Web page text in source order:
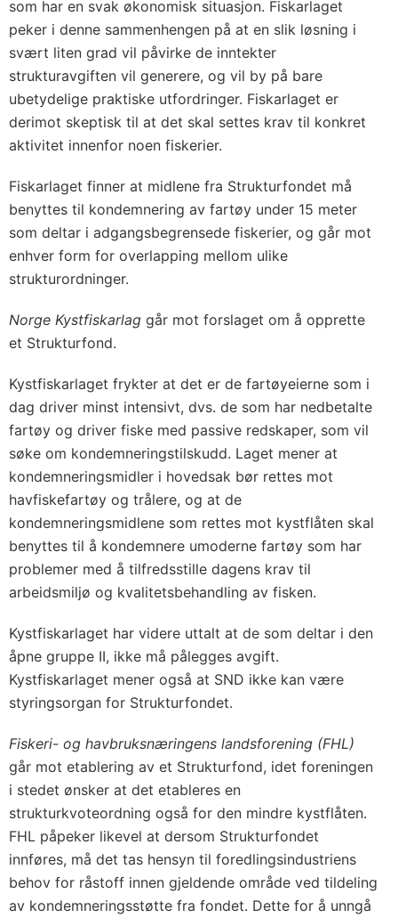
som har en svak økonomisk situasjon. Fiskarlaget
peker i denne sammenhengen på at en slik løsning i
svært liten grad vil påvirke de inntekter
strukturavgiften vil generere, og vil by på bare
ubetydelige praktiske utfordringer. Fiskarlaget er
derimot skeptisk til at det skal settes krav til konkret
aktivitet innenfor noen fiskerier.
Fiskarlaget finner at midlene fra Strukturfondet må
benyttes til kondemnering av fartøy under 15 meter
som deltar i adgangsbegrensede fiskerier, og går mot
enhver form for overlapping mellom ulike
strukturordninger.
Norge Kystfiskarlag går mot forslaget om å opprette
et Strukturfond.
Kystfiskarlaget frykter at det er de fartøyeierne som i
dag driver minst intensivt, dvs. de som har nedbetalte
fartøy og driver fiske med passive redskaper, som vil
søke om kondemneringstilskudd. Laget mener at
kondemneringsmidler i hovedsak bør rettes mot
havfiskefartøy og trålere, og at de
kondemneringsmidlene som rettes mot kystflåten skal
benyttes til å kondemnere umoderne fartøy som har
problemer med å tilfredsstille dagens krav til
arbeidsmiljø og kvalitetsbehandling av fisken.
Kystfiskarlaget har videre uttalt at de som deltar i den
åpne gruppe II, ikke må pålegges avgift.
Kystfiskarlaget mener også at SND ikke kan være
styringsorgan for Strukturfondet.
Fiskeri- og havbruksnæringens landsforening (FHL)
går mot etablering av et Strukturfond, idet foreningen
i stedet ønsker at det etableres en
strukturkvoteordning også for den mindre kystflåten.
FHL påpeker likevel at dersom Strukturfondet
innføres, må det tas hensyn til foredlingsindustriens
behov for råstoff innen gjeldende område ved tildeling
av kondemneringsstøtte fra fondet. Dette for å unngå